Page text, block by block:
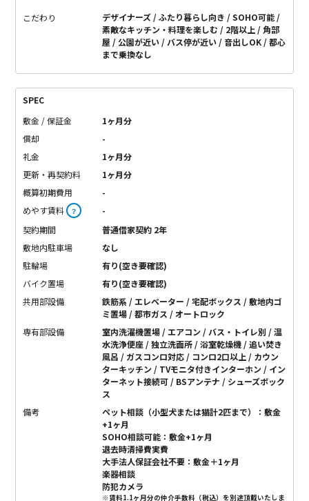
こだわり デザイナーズ ふたり暮らし向き
SOHO可能
素敵なキッチン・料理を楽しむ
2階以上
角部
屋
公園が近い バス停が近い 音出しOK
都心
まで乗換なし
SPEC
敷金 / 保証金
1ヶ月分
償却
-
礼金
1ヶ月分
更新・再契約料
1ヶ月分
概算初期費用
-
めやす賃料 ？
-
契約期間
普通借家契約 2年
敷地内駐車場
なし
駐輪場
有り(空き要確認)
バイク置場
有り(空き要確認)
共用部設備
鉄筋系 / エレベーター / 宅配ボックス / 敷地内ゴ
ミ置場 / 都市ガス / オートロック
専有部設備
室内洗濯機置場 / エアコン / バス・トイレ別 / 温
水洗浄便座 / 独立洗面所 / 浴室乾燥機 / 追い焚き
風呂 / ガスコンロ対応 / コンロ2口以上 / カウン
ターキッチン / TVモニタ付きインターホン / イン
ターネット接続可 / BSアンテナ / シューズボック
ス
備考
ペット相談（小型犬または猫計2匹まで）：敷金
+1ヶ月
SOHO相談可能：敷金+1ヶ月
退去時清掃費実費
大手法人保証会社不要：敷金＋1ヶ月
楽器相談
防犯カメラ
※賃料1.1ヶ月分の仲介手数料（税込）を別途頂戴いたしま